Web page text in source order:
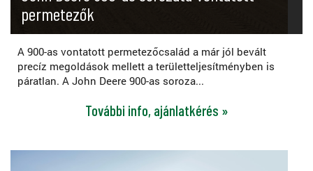
permetezők
A 900-as vontatott permetezőcsalád a már jól bevált
precíz megoldások mellett a területteljesítményben is
páratlan. A John Deere 900-as soroza...
További info, ajánlatkérés »